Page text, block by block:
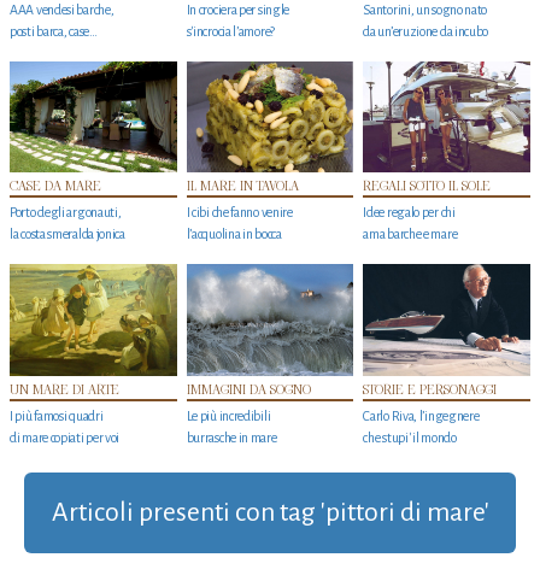
AAA vendesi barche,
posti barca, case…
In crociera per single
s'incrocia l’amore?
Santorini, un sogno nato
da un’eruzione da incubo
CASE DA MARE
Porto degli argonauti,
la costa smeralda jonica
IL MARE IN TAVOLA
I cibi che fanno venire
l’acquolina in bocca
REGALI SOTTO IL SOLE
Idee regalo per chi
ama barche e mare
UN MARE DI ARTE
I più famosi quadri
di mare copiati per voi
IMMAGINI DA SOGNO
Le più incredibili
burrasche in mare
STORIE E PERSONAGGI
Carlo Riva, l’ingegnere
che stupi' il mondo
Articoli presenti con tag 'pittori di mare'